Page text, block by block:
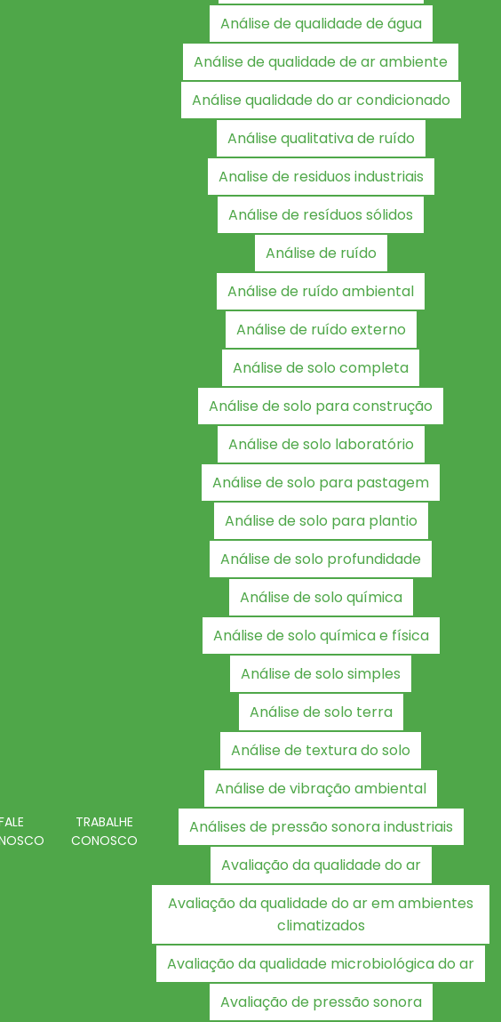
TRABALHE
CONOSCO
Análise de qualidade de água
Análise de qualidade de ar ambiente
Análise qualidade do ar condicionado
Análise qualitativa de ruído
Analise de residuos industriais
Análise de resíduos sólidos
Análise de ruído
Análise de ruído ambiental
Análise de ruído externo
Análise de solo completa
Análise de solo para construção
Análise de solo laboratório
Análise de solo para pastagem
Análise de solo para plantio
Análise de solo profundidade
Análise de solo química
Análise de solo química e física
Análise de solo simples
Análise de solo terra
Análise de textura do solo
Análise de vibração ambiental
Análises de pressão sonora industriais
Avaliação da qualidade do ar
Avaliação da qualidade do ar em ambientes
climatizados
Avaliação da qualidade microbiológica do ar
Avaliação de pressão sonora